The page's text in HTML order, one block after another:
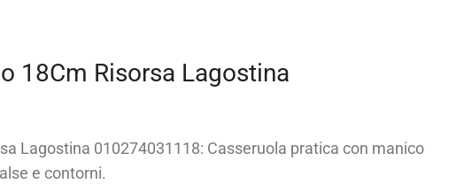
18Cm Risorsa Lagostina
Lagostina 010274031118: Casseruola pratica con manico
e contorni.